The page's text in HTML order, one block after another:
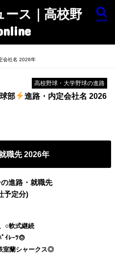
ース｜高校野
search
会社名 2026年
高校野球・大学野球の進路
部
進路・内定会社名 2026
職先 2026年
進路・就職先
予定分)
○軟式継続
ﾟｲﾚｰﾂ◎
室蘭シャークス◎